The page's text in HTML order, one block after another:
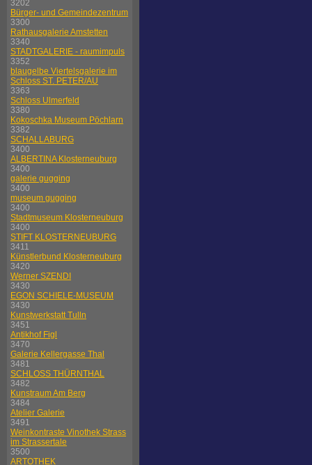
3202
Bürger- und Gemeindezentrum
3300
Rathausgalerie Amstetten
3340
STADTGALERIE - raumimpuls
3352
blaugelbe Viertelsgalerie im
Schloss ST. PETER/AU
3363
Schloss Ulmerfeld
3380
Kokoschka Museum Pöchlarn
3382
SCHALLABURG
3400
ALBERTINA Klosterneuburg
3400
galerie gugging
3400
museum gugging
3400
Stadtmuseum Klosterneuburg
3400
STIFT KLOSTERNEUBURG
3411
Künstlerbund Klosterneuburg
3420
Werner SZENDI
3430
EGON SCHIELE-MUSEUM
3430
Kunstwerkstatt Tulln
3451
Antikhof Figl
3470
Galerie Kellergasse Thal
3481
SCHLOSS THÜRNTHAL
3482
Kunstraum Am Berg
3484
Atelier Galerie
3491
Weinkontraste Vinothek Strass
im Strassertale
3500
ARTOTHEK